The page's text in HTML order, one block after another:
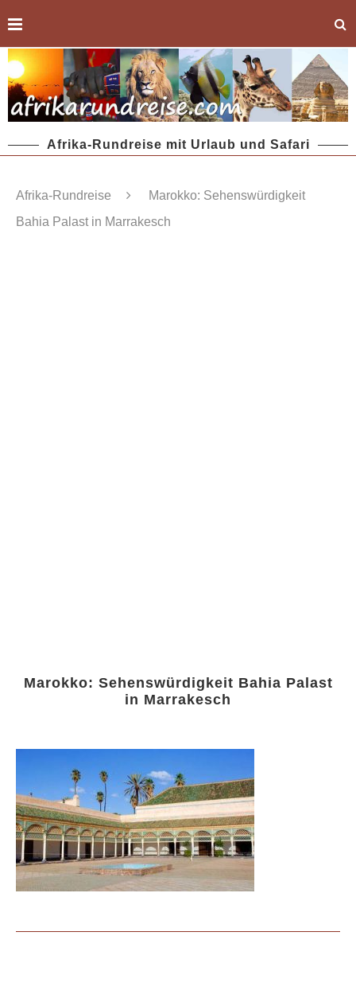
Afrika-Rundreise mit Urlaub und Safari
Afrika-Rundreise
Marokko: Sehenswürdigkeit
Bahia Palast in Marrakesch
Marokko: Sehenswürdigkeit Bahia Palast
in Marrakesch